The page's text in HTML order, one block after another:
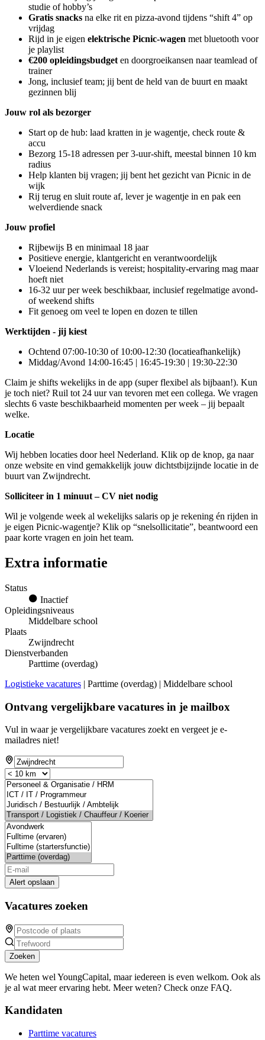
studie of hobby’s
Gratis snacks na elke rit en pizza-avond tijdens “shift 4” op
vrijdag
Rijd in je eigen elektrische Picnic-wagen met bluetooth voor
je playlist
€200 opleidingsbudget en doorgroeikansen naar teamlead of
trainer
Jong, inclusief team; jij bent de held van de buurt en maakt
gezinnen blij
Jouw rol als bezorger
Start op de hub: laad kratten in je wagentje, check route &
accu
Bezorg 15-18 adressen per 3-uur-shift, meestal binnen 10 km
radius
Help klanten bij vragen; jij bent het gezicht van Picnic in de
wijk
Rij terug en sluit route af, lever je wagentje in en pak een
welverdiende snack
Jouw profiel
Rijbewijs B en minimaal 18 jaar
Positieve energie, klantgericht en verantwoordelijk
Vloeiend Nederlands is vereist; hospitality-ervaring mag maar
hoeft niet
16-32 uur per week beschikbaar, inclusief regelmatige avond-
of weekend shifts
Fit genoeg om veel te lopen en dozen te tillen
Werktijden - jij kiest
Ochtend 07:00-10:30 of 10:00-12:30 (locatieafhankelijk)
Middag/Avond 14:00-16:45 | 16:45-19:30 | 19:30-22:30
Claim je shifts wekelijks in de app (super flexibel als bijbaan!). Kun
je toch niet? Ruil tot 24 uur van tevoren met een collega. We vragen
slechts 6 vaste beschikbaarheid momenten per week – jij bepaalt
welke.
Locatie
Wij hebben locaties door heel Nederland. Klik op de knop, ga naar
onze website en vind gemakkelijk jouw dichtstbijzijnde locatie in de
buurt van Zwijndrecht.
Solliciteer in 1 minuut – CV niet nodig
Wil je volgende week al wekelijks salaris op je rekening én rijden in
je eigen Picnic-wagentje? Klik op “snelsollicitatie”, beantwoord een
paar korte vragen en join het team.
Extra informatie
Status
Inactief
Opleidingsniveaus
Middelbare school
Plaats
Zwijndrecht
Dienstverbanden
Parttime (overdag)
Logistieke vacatures | Parttime (overdag) | Middelbare school
Ontvang vergelijkbare vacatures in je mailbox
Vul in waar je vergelijkbare vacatures zoekt en vergeet je e-
mailadres niet!
Alert opslaan
Vacatures zoeken
Zoeken
We heten wel YoungCapital, maar iedereen is even welkom. Ook als
je al wat meer ervaring hebt. Meer weten? Check onze FAQ.
Kandidaten
Parttime vacatures